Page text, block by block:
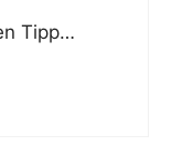
Tipp…